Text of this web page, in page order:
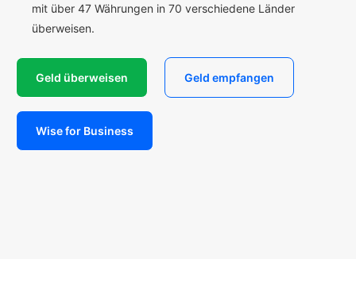
mit über 47 Währungen in 70 verschiedene Länder
überweisen.
Geld überweisen Geld empfangen
Wise for Business